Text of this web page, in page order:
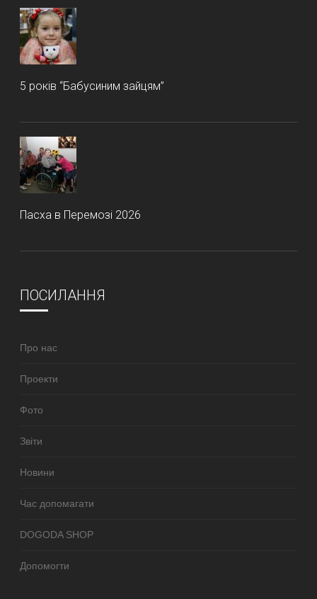
5 років “Бабусиним зайцям”
Пасха в Перемозі 2026
ПОСИЛАННЯ
Про нас
Проекти
Фото
Звіти
Новини
Час допомагати
DOGODA SHOP
Допомогти